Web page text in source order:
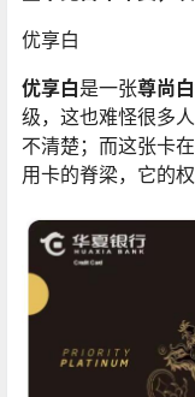
优享白
优享白是一张尊尚
级，这也难怪很多
不清楚；而这张卡
用卡的脊梁，它的